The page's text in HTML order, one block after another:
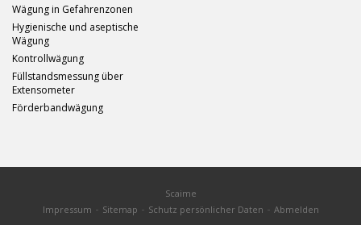
Wägung in Gefahrenzonen
Hygienische und aseptische
Wägung
Kontrollwägung
Füllstandsmessung über
Extensometer
Förderbandwägung
Scaime
Impressum
Sitemap Schutz persönlicher Daten Abmelden